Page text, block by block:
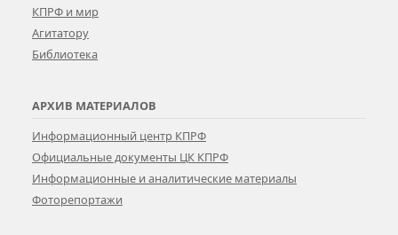
КПРФ и мир
Агитатору
Библиотека
АРХИВ МАТЕРИАЛОВ
Информационный центр КПРФ
Официальные документы ЦК КПРФ
Информационные и аналитические материалы
Фоторепортажи